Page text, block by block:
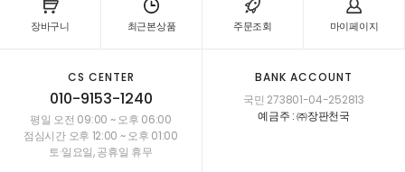
장바구니 최근본상품 주문조회 마이페이지
CS CENTER
010-9153-1240
평일 오전 09:00 ~ 오후 06:00
점심시간 오후 12:00 ~ 오후 01:00
토·일요일, 공휴일 휴무
BANK ACCOUNT
국민 273801-04-252813
예금주 : ㈜장판천국